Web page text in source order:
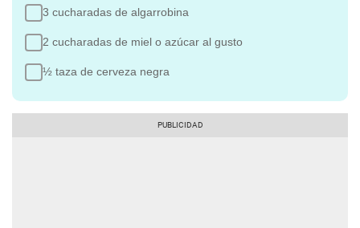
3 cucharadas de algarrobina
2 cucharadas de miel o azúcar al gusto
½ taza de cerveza negra